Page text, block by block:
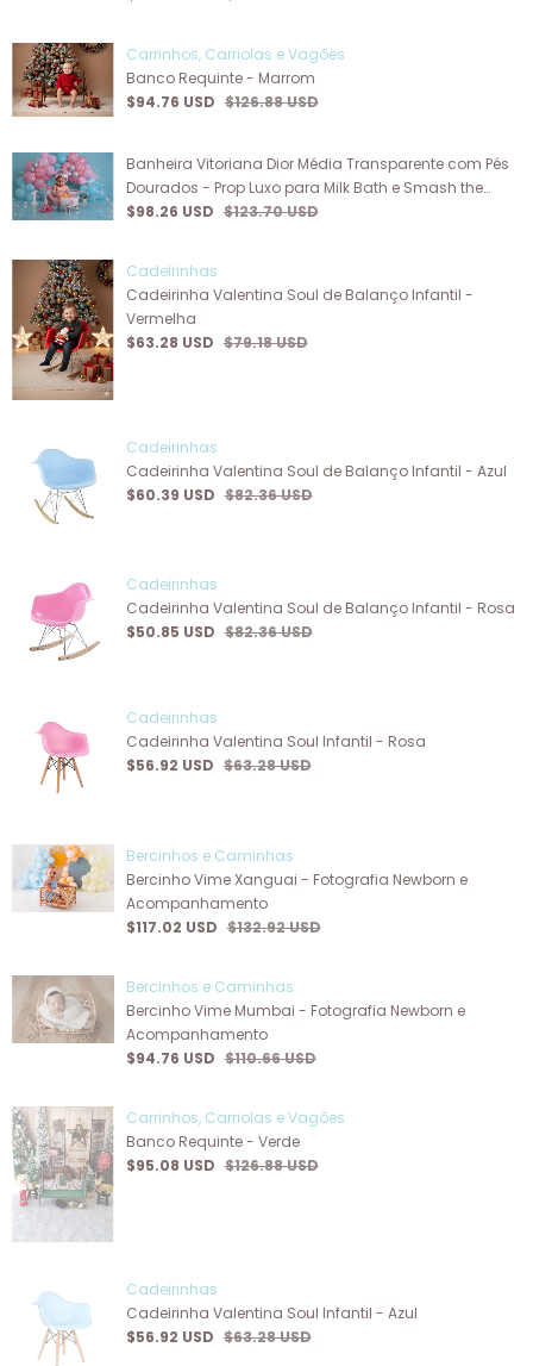
Carrinhos, Carriolas e Vagões
Banco Requinte - Marrom
$94.76 USD $126.88 USD
Banheira Vitoriana Dior Média Transparente com Pés
Dourados - Prop Luxo para Milk Bath e Smash the
Cake
$98.26 USD $123.70 USD
Cadeirinhas
Cadeirinha Valentina Soul de Balanço Infantil -
Vermelha
$63.28 USD $79.18 USD
Cadeirinhas
Cadeirinha Valentina Soul de Balanço Infantil - Azul
$60.39 USD $82.36 USD
Cadeirinhas
Cadeirinha Valentina Soul de Balanço Infantil - Rosa
$50.85 USD $82.36 USD
Cadeirinhas
Cadeirinha Valentina Soul Infantil - Rosa
$56.92 USD $63.28 USD
Bercinhos e Caminhas
Bercinho Vime Xanguai - Fotografia Newborn e
Acompanhamento
$117.02 USD $132.92 USD
Bercinhos e Caminhas
Bercinho Vime Mumbai - Fotografia Newborn e
Acompanhamento
$94.76 USD $110.66 USD
Carrinhos, Carriolas e Vagões
Banco Requinte - Verde
$95.08 USD $126.88 USD
Cadeirinhas
Cadeirinha Valentina Soul Infantil - Azul
$56.92 USD $63.28 USD